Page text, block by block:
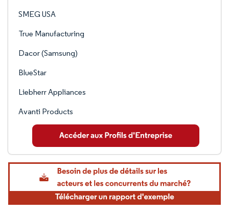
SMEG USA
True Manufacturing
Dacor (Samsung)
BlueStar
Liebherr Appliances
Avanti Products